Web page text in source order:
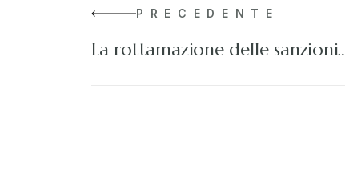
PRECEDENTE
La rottamazione delle